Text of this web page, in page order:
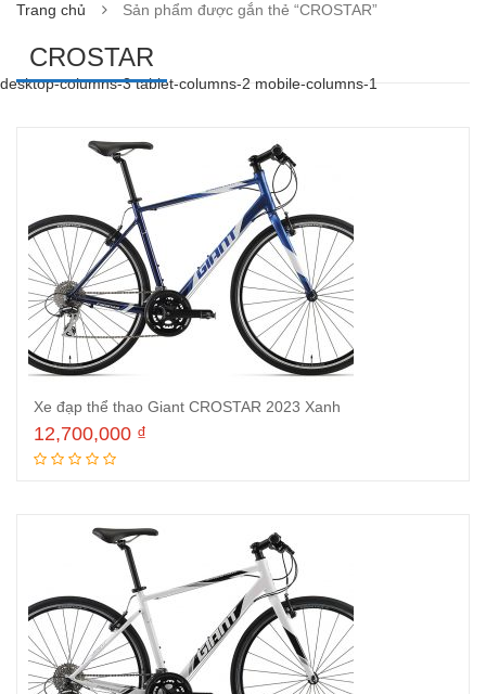
Trang chủ Sản phẩm được gắn thẻ “CROSTAR”
CROSTAR
desktop-columns-3 tablet-columns-2 mobile-columns-1
Xe đạp thể thao Giant CROSTAR 2023 Xanh
12,700,000 ₫